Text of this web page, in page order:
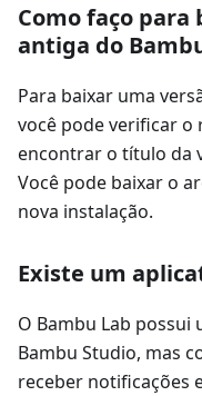
Como faço
antiga do
Para baixar uma
você pode verificar
encontrar o título da
Você pode baixar o
nova instalação.
Existe um
O Bambu Lab
Bambu Studio, mas
receber notificações